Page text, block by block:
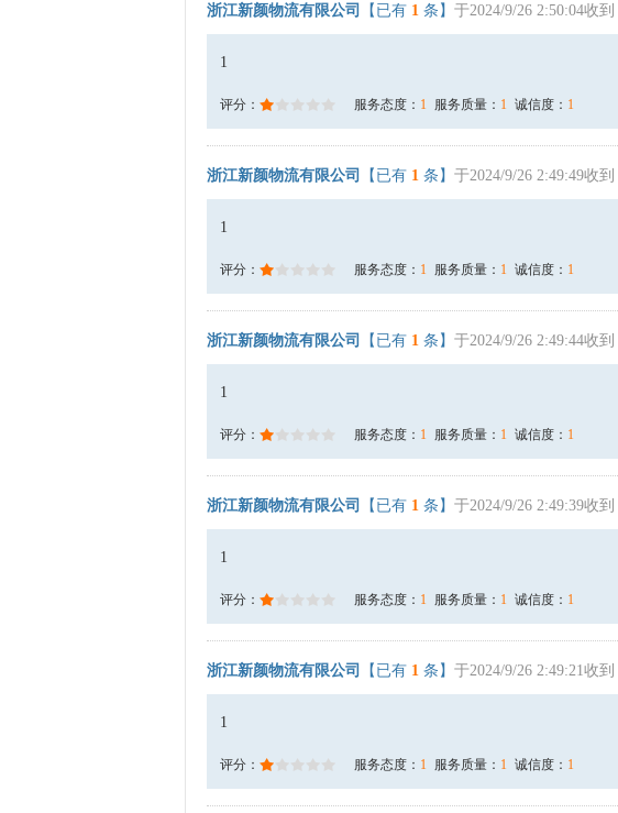
浙江新颜物流有限公司 【已有 1 条】 于2024/9/26 2:50:04收到
1
评分： 服务态度： 1 服务质量： 1 诚信度： 1
浙江新颜物流有限公司 【已有 1 条】 于2024/9/26 2:49:49收到
1
评分： 服务态度： 1 服务质量： 1 诚信度： 1
浙江新颜物流有限公司 【已有 1 条】 于2024/9/26 2:49:44收到
1
评分： 服务态度： 1 服务质量： 1 诚信度： 1
浙江新颜物流有限公司 【已有 1 条】 于2024/9/26 2:49:39收到
1
评分： 服务态度： 1 服务质量： 1 诚信度： 1
浙江新颜物流有限公司 【已有 1 条】 于2024/9/26 2:49:21收到
1
评分： 服务态度： 1 服务质量： 1 诚信度： 1